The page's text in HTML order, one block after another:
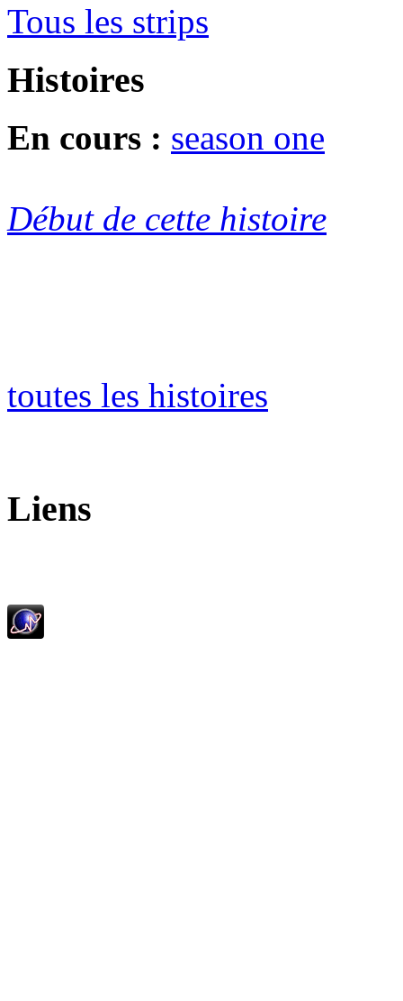
Tous les strips
Histoires
En cours : season one
Début de cette histoire
toutes les histoires
Liens